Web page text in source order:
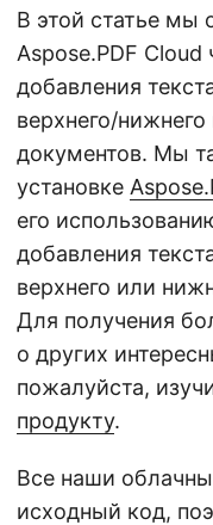
В этой статье мы
Aspose.PDF
добавления
верхнего/
документов. Мы
установке
его
добавления
верхнего или
Для получения
о других
пожалуйста,
продукту.
Все наши
исходный код,